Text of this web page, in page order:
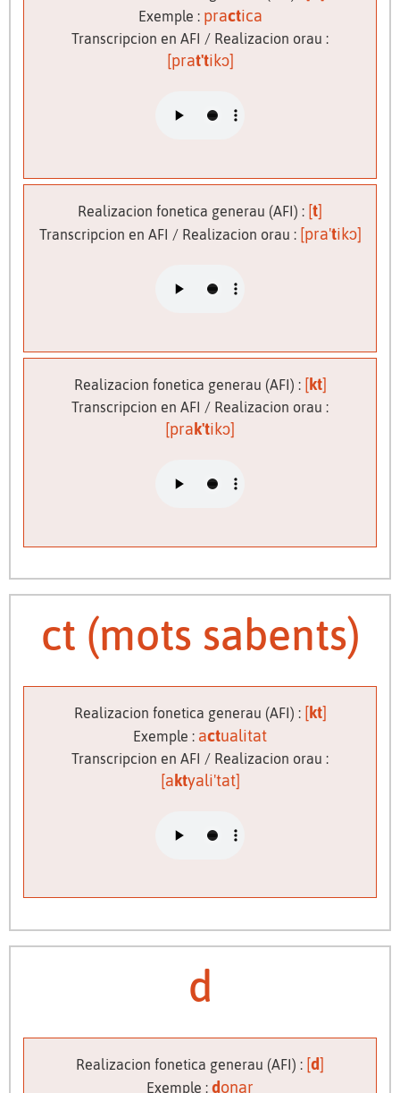
Exemple : practica
Transcripcion en AFI / Realizacion orau :
[prat'tikɔ]
Realizacion fonetica generau (AFI) : [t]
Transcripcion en AFI / Realizacion orau : [pra'tikɔ]
Realizacion fonetica generau (AFI) : [kt]
Transcripcion en AFI / Realizacion orau :
[prak'tikɔ]
ct (mots sabents)
Realizacion fonetica generau (AFI) : [kt]
Exemple : actualitat
Transcripcion en AFI / Realizacion orau :
[aktyali'tat]
d
Realizacion fonetica generau (AFI) : [d]
Exemple : donar